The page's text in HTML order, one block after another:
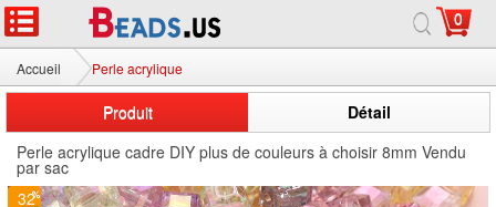
0
Accueil Perle acrylique
Produit
Détail
Perle acrylique cadre DIY plus de couleurs à choisir 8mm Vendu
par sac
32